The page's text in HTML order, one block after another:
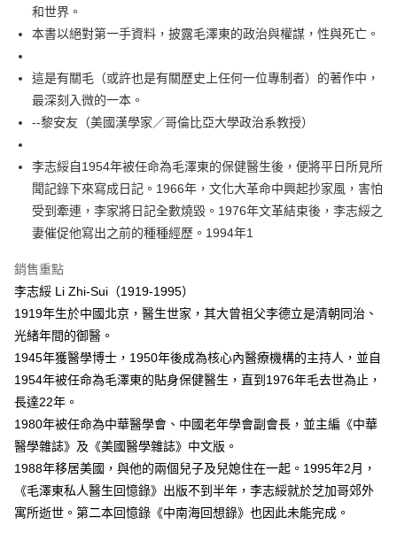
每筆NT$100，滿NT$499(含以上)免運費
和世界。
本書以絕對第一手資料，披露毛澤東的政治與權謀，性與死亡。
這是有關毛（或許也是有關歷史上任何一位專制者）的著作中，
最深刻入微的一本。
--黎安友（美國漢學家／哥倫比亞大學政治系教授）
李志綏自1954年被任命為毛澤東的保健醫生後，便將平日所見所
聞記錄下來寫成日記。1966年，文化大革命中興起抄家風，害怕
受到牽連，李家將日記全數燒毀。1976年文革結束後，李志綏之
妻催促他寫出之前的種種經歷。1994年1
銷售重點
李志綏 Li Zhi-Sui（1919-1995）
1919年生於中國北京，醫生世家，其大曾祖父李德立是清朝同治、
光緒年間的御醫。
1945年獲醫學博士，1950年後成為核心內醫療機構的主持人，並自
1954年被任命為毛澤東的貼身保健醫生，直到1976年毛去世為止，
長達22年。
1980年被任命為中華醫學會、中國老年學會副會長，並主編《中華
醫學雜誌》及《美國醫學雜誌》中文版。
1988年移居美國，與他的兩個兒子及兒媳住在一起。1995年2月，
《毛澤東私人醫生回憶錄》出版不到半年，李志綏就於芝加哥郊外
寓所逝世。第二本回憶錄《中南海回想錄》也因此未能完成。